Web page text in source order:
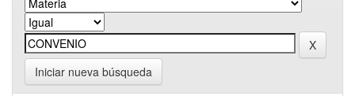
Iniciar nueva búsqueda